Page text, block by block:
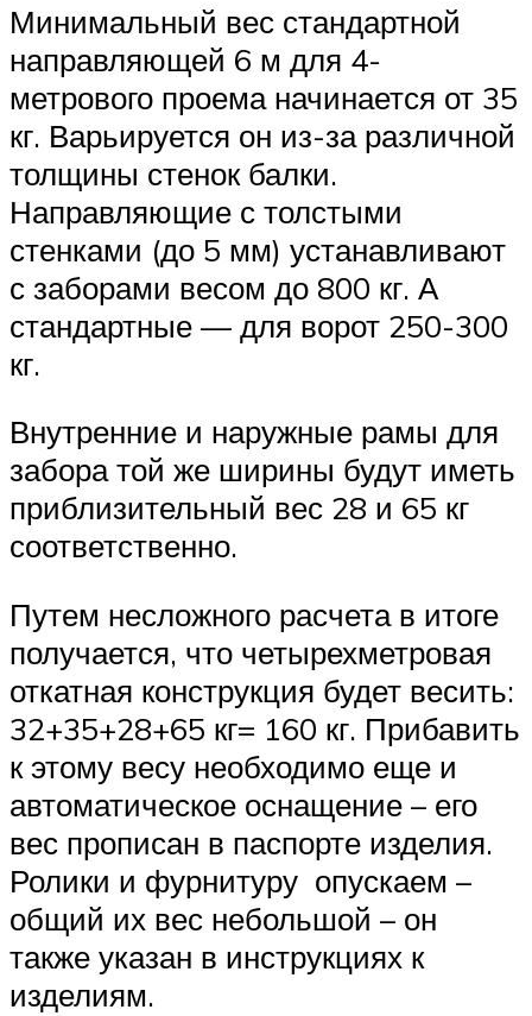
Минимальный вес стандартной
направляющей 6 м для 4-
метрового проема начинается от 35
кг. Варьируется он из-за различной
толщины стенок балки.
Направляющие с толстыми
стенками (до 5 мм) устанавливают
с заборами весом до 800 кг. А
стандартные — для ворот 250-300
кг.
Внутренние и наружные рамы для
забора той же ширины будут иметь
приблизительный вес 28 и 65 кг
соответственно.
Путем несложного расчета в итоге
получается, что четырехметровая
откатная конструкция будет весить:
32+35+28+65 кг= 160 кг. Прибавить
к этому весу необходимо еще и
автоматическое оснащение – его
вес прописан в паспорте изделия.
Ролики и фурнитуру опускаем –
общий их вес небольшой – он
также указан в инструкциях к
изделиям.